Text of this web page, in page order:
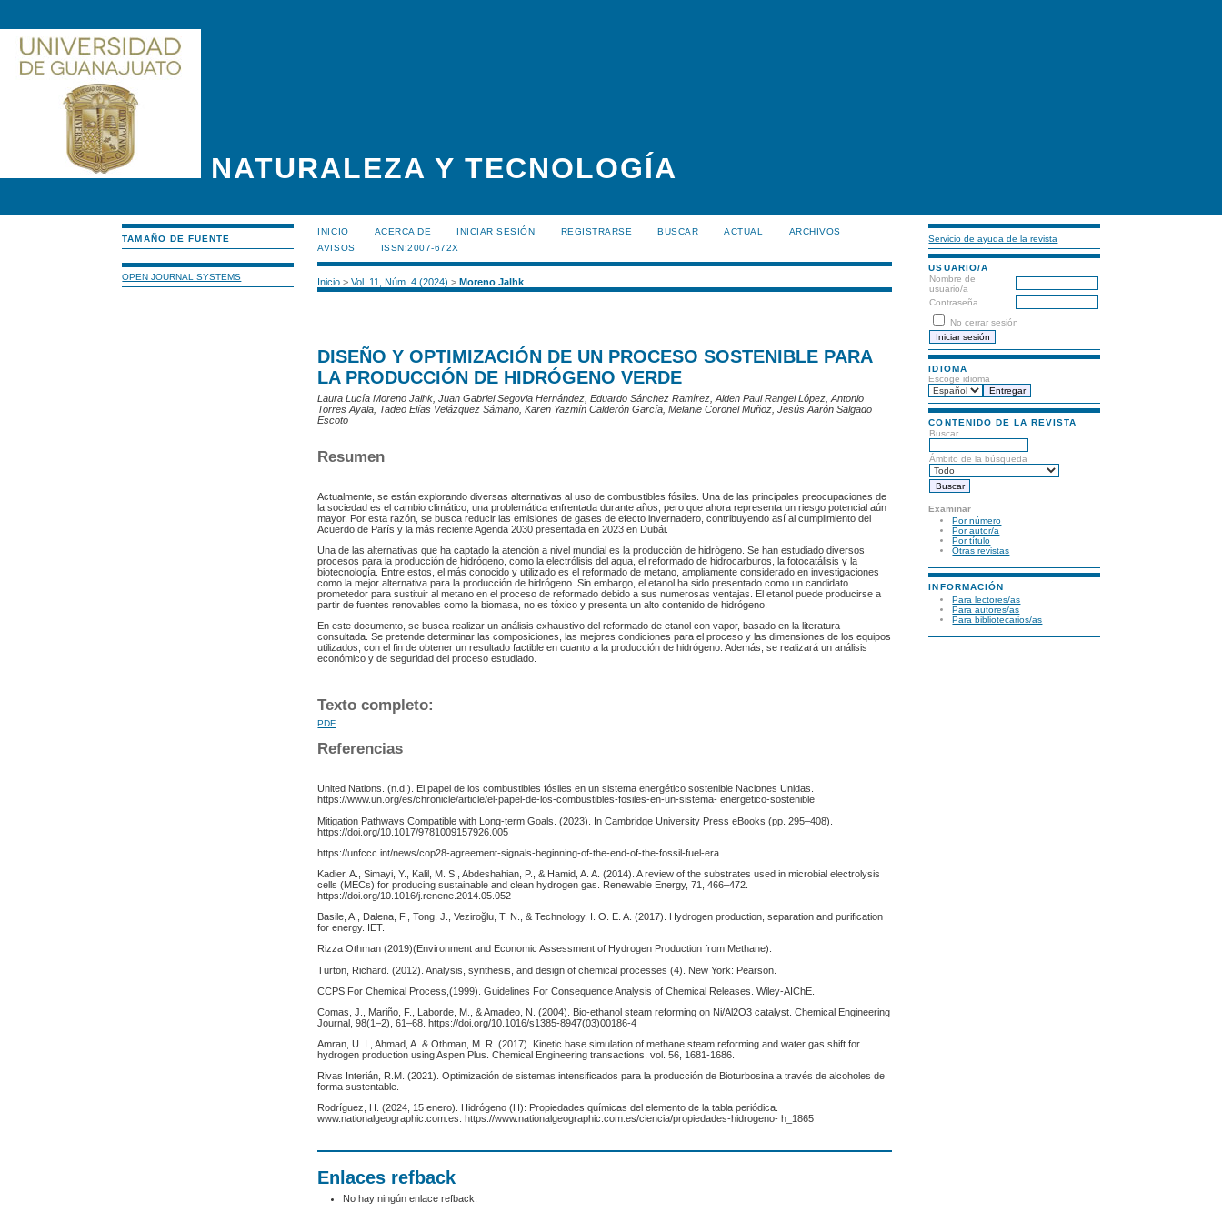
NATURALEZA Y TECNOLOGÍA
TAMAÑO DE FUENTE
OPEN JOURNAL SYSTEMS
Servicio de ayuda de la revista
USUARIO/A
Nombre de
usuario/a
Contraseña
No cerrar sesión
IDIOMA
Escoge idioma
CONTENIDO DE LA REVISTA
Buscar
Ámbito de la búsqueda
Examinar
Por número
Por autor/a
Por título
Otras revistas
INFORMACIÓN
Para lectores/as
Para autores/as
Para bibliotecarios/as
INICIO ACERCA DE INICIAR SESIÓN REGISTRARSE BUSCAR ACTUAL
ARCHIVOS
AVISOS
ISSN:2007-672X
Inicio >Vol. 11, Núm. 4 (2024) >Moreno Jalhk
DISEÑO Y OPTIMIZACIÓN DE UN PROCESO SOSTENIBLE PARA
LA PRODUCCIÓN DE HIDRÓGENO VERDE
Laura Lucía Moreno Jalhk, Juan Gabriel Segovia Hernández, Eduardo Sánchez Ramírez, Alden Paul Rangel López, Antonio
Torres Ayala, Tadeo Elías Velázquez Sámano, Karen Yazmín Calderón García, Melanie Coronel Muñoz, Jesús Aarón Salgado
Escoto
Resumen
Actualmente, se están explorando diversas alternativas al uso de combustibles fósiles. Una de las principales preocupaciones de
la sociedad es el cambio climático, una problemática enfrentada durante años, pero que ahora representa un riesgo potencial aún
mayor. Por esta razón, se busca reducir las emisiones de gases de efecto invernadero, contribuyendo así al cumplimiento del
Acuerdo de París y la más reciente Agenda 2030 presentada en 2023 en Dubái.
Una de las alternativas que ha captado la atención a nivel mundial es la producción de hidrógeno. Se han estudiado diversos
procesos para la producción de hidrógeno, como la electrólisis del agua, el reformado de hidrocarburos, la fotocatálisis y la
biotecnología. Entre estos, el más conocido y utilizado es el reformado de metano, ampliamente considerado en investigaciones
como la mejor alternativa para la producción de hidrógeno. Sin embargo, el etanol ha sido presentado como un candidato
prometedor para sustituir al metano en el proceso de reformado debido a sus numerosas ventajas. El etanol puede producirse a
partir de fuentes renovables como la biomasa, no es tóxico y presenta un alto contenido de hidrógeno.
En este documento, se busca realizar un análisis exhaustivo del reformado de etanol con vapor, basado en la literatura
consultada. Se pretende determinar las composiciones, las mejores condiciones para el proceso y las dimensiones de los equipos
utilizados, con el fin de obtener un resultado factible en cuanto a la producción de hidrógeno. Además, se realizará un análisis
económico y de seguridad del proceso estudiado.
Texto completo:
PDF
Referencias
United Nations. (n.d.). El papel de los combustibles fósiles en un sistema energético sostenible Naciones Unidas.
https://www.un.org/es/chronicle/article/el-papel-de-los-combustibles-fosiles-en-un-sistema- energetico-sostenible
Mitigation Pathways Compatible with Long-term Goals. (2023). In Cambridge University Press eBooks (pp. 295–408).
https://doi.org/10.1017/9781009157926.005
https://unfccc.int/news/cop28-agreement-signals-beginning-of-the-end-of-the-fossil-fuel-era
Kadier, A., Simayi, Y., Kalil, M. S., Abdeshahian, P., & Hamid, A. A. (2014). A review of the substrates used in microbial electrolysis
cells (MECs) for producing sustainable and clean hydrogen gas. Renewable Energy, 71, 466–472.
https://doi.org/10.1016/j.renene.2014.05.052
Basile, A., Dalena, F., Tong, J., Veziroğlu, T. N., & Technology, I. O. E. A. (2017). Hydrogen production, separation and purification
for energy. IET.
Rizza Othman (2019)(Environment and Economic Assessment of Hydrogen Production from Methane).
Turton, Richard. (2012). Analysis, synthesis, and design of chemical processes (4). New York: Pearson.
CCPS For Chemical Process,(1999). Guidelines For Consequence Analysis of Chemical Releases. Wiley-AIChE.
Comas, J., Mariño, F., Laborde, M., & Amadeo, N. (2004). Bio-ethanol steam reforming on Ni/Al2O3 catalyst. Chemical Engineering
Journal, 98(1–2), 61–68. https://doi.org/10.1016/s1385-8947(03)00186-4
Amran, U. I., Ahmad, A. & Othman, M. R. (2017). Kinetic base simulation of methane steam reforming and water gas shift for
hydrogen production using Aspen Plus. Chemical Engineering transactions, vol. 56, 1681-1686.
Rivas Interián, R.M. (2021). Optimización de sistemas intensificados para la producción de Bioturbosina a través de alcoholes de
forma sustentable.
Rodríguez, H. (2024, 15 enero). Hidrógeno (H): Propiedades químicas del elemento de la tabla periódica.
www.nationalgeographic.com.es. https://www.nationalgeographic.com.es/ciencia/propiedades-hidrogeno- h_1865
Enlaces refback
No hay ningún enlace refback.